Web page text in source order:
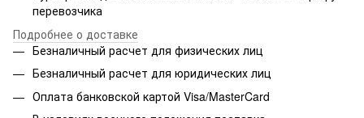
перевозчика
Подробнее о доставке
Безналичный расчет для физических лиц
Безналичный расчет для юридических лиц
Оплата банковской картой Visa/MasterCard